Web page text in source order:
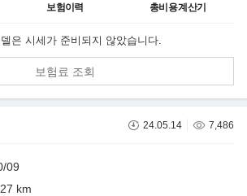
보험이력 총비용 계산기
은 시세가 준비되지 않았습니다.
보험료 조회
24.05.14 7,486
09
km